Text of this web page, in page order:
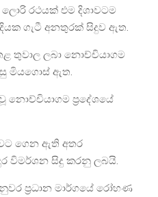
රථයක් එම දිශාවටම
ගැටී අනතුරක් සිදුව ඇත.
තුවාල ලබා නොච්චියාගම
මියගොස් ඇත.
නොච්චියාගම ප්‍රදේශයේ
ගෙන ඇති අතර
විමර්ශන සිදු කරනු ලබයි.
ප්‍රධාන මාර්ගයේ රෝහණ